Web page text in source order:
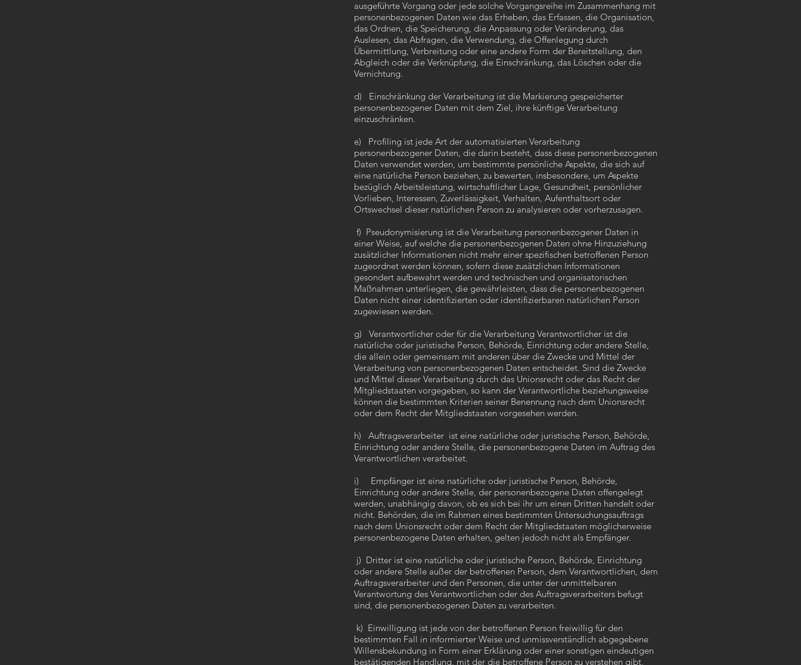
ausgeführte Vorgang oder jede solche Vorgangsreihe im Zusammenhang mit
personenbezogenen Daten wie das Erheben, das Erfassen, die Organisation,
das Ordnen, die Speicherung, die Anpassung oder Veränderung, das
Auslesen, das Abfragen, die Verwendung, die Offenlegung durch
Übermittlung, Verbreitung oder eine andere Form der Bereitstellung, den
Abgleich oder die Verknüpfung, die Einschränkung, das Löschen oder die
Vernichtung.
d) Einschränkung der Verarbeitung ist die Markierung gespeicherter
personenbezogener Daten mit dem Ziel, ihre künftige Verarbeitung
einzuschränken.
e) Profiling ist jede Art der automatisierten Verarbeitung
personenbezogener Daten, die darin besteht, dass diese personenbezogenen
Daten verwendet werden, um bestimmte persönliche Aspekte, die sich auf
eine natürliche Person beziehen, zu bewerten, insbesondere, um Aspekte
bezüglich Arbeitsleistung, wirtschaftlicher Lage, Gesundheit, persönlicher
Vorlieben, Interessen, Zuverlässigkeit, Verhalten, Aufenthaltsort oder
Ortswechsel dieser natürlichen Person zu analysieren oder vorherzusagen.
f) Pseudonymisierung ist die Verarbeitung personenbezogener Daten in
einer Weise, auf welche die personenbezogenen Daten ohne Hinzuziehung
zusätzlicher Informationen nicht mehr einer spezifischen betroffenen Person
zugeordnet werden können, sofern diese zusätzlichen Informationen
gesondert aufbewahrt werden und technischen und organisatorischen
Maßnahmen unterliegen, die gewährleisten, dass die personenbezogenen
Daten nicht einer identifizierten oder identifizierbaren natürlichen Person
zugewiesen werden.
g) Verantwortlicher oder für die Verarbeitung Verantwortlicher ist die
natürliche oder juristische Person, Behörde, Einrichtung oder andere Stelle,
die allein oder gemeinsam mit anderen über die Zwecke und Mittel der
Verarbeitung von personenbezogenen Daten entscheidet. Sind die Zwecke
und Mittel dieser Verarbeitung durch das Unionsrecht oder das Recht der
Mitgliedstaaten vorgegeben, so kann der Verantwortliche beziehungsweise
können die bestimmten Kriterien seiner Benennung nach dem Unionsrecht
oder dem Recht der Mitgliedstaaten vorgesehen werden.
h) Auftragsverarbeiter ist eine natürliche oder juristische Person, Behörde,
Einrichtung oder andere Stelle, die personenbezogene Daten im Auftrag des
Verantwortlichen verarbeitet.
i) Empfänger ist eine natürliche oder juristische Person, Behörde,
Einrichtung oder andere Stelle, der personenbezogene Daten offengelegt
werden, unabhängig davon, ob es sich bei ihr um einen Dritten handelt oder
nicht. Behörden, die im Rahmen eines bestimmten Untersuchungsauftrags
nach dem Unionsrecht oder dem Recht der Mitgliedstaaten möglicherweise
personenbezogene Daten erhalten, gelten jedoch nicht als Empfänger.
j) Dritter ist eine natürliche oder juristische Person, Behörde, Einrichtung
oder andere Stelle außer der betroffenen Person, dem Verantwortlichen, dem
Auftragsverarbeiter und den Personen, die unter der unmittelbaren
Verantwortung des Verantwortlichen oder des Auftragsverarbeiters befugt
sind, die personenbezogenen Daten zu verarbeiten.
k) Einwilligung ist jede von der betroffenen Person freiwillig für den
bestimmten Fall in informierter Weise und unmissverständlich abgegebene
Willensbekundung in Form einer Erklärung oder einer sonstigen eindeutigen
bestätigenden Handlung, mit der die betroffene Person zu verstehen gibt,